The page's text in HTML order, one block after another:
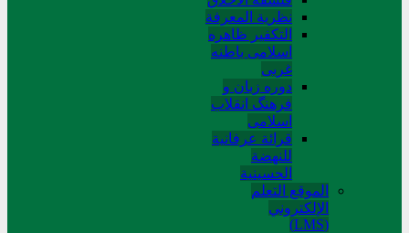
نظریة المعرفة
التکفیر ظاهره
اسلامی باطنه
دوره زبان و
فرهنگ انقلاب
اسلامی
قرائة عرفانیة
للنهضة
الحسینیة
الموقع التعلم
الإلکتروني